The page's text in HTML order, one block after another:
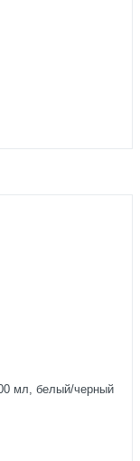
мл, белый/черный